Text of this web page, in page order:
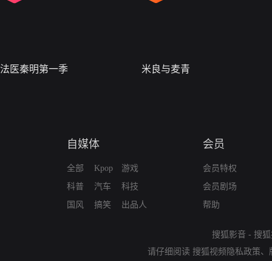
法医秦明第一季 米良与麦青
自媒体
全部
科普
国风
Kpop
汽车
搞笑
游戏
科技
出品人
会员
会员特权
会员剧场
帮助
搜狐影音 - 搜
请仔细阅读 搜狐视频隐私政策、